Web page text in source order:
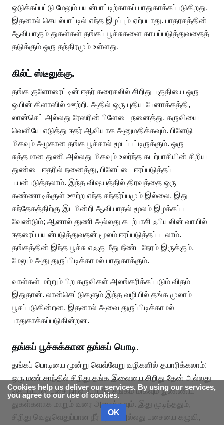
ஒடுக்கப்பட்டு மேலும் பயன்பாட்டிற்காகப் பாதுகாக்கப்படுகிறது,
இதனால் செயல்பாட்டில் எந்த இழப்பும் ஏற்படாது. பாதரசத்தின்
ஆவியாகும் துகள்கள் தங்கப் பூச்சுகளை காயப்படுத்துவதைத்
தடுக்கும் ஒரு தந்திரமும் உள்ளது.
கில்ட் ஸ்டீலுக்கு.
தங்க குளோரைட்டின் ஈதர் கரைசலில் சிறிது பகுதியை ஒரு
ஒயின் கிளாஸில் ஊற்றி, அதில் ஒரு புதிய பேனாக்கத்தி,
லான்செட் அல்லது ரேஸரின் பிளேடை நனைத்து, கருவியை
வெளியே எடுத்து ஈதர் ஆவியாக அனுமதிக்கவும். பிளேடு
மிகவும் அழகான தங்க பூச்சால் மூடப்பட்டிருக்கும். ஒரு
சுத்தமான துணி அல்லது மிகவும் உலர்ந்த கடற்பாசியின் சிறிய
துண்டை ஈதரில் நனைத்து, பிளேட்டை ஈரப்படுத்தப்
பயன்படுத்தலாம். இந்த விஷயத்தில் திரவத்தை ஒரு
கண்ணாடிக்குள் ஊற்ற எந்த சந்தர்ப்பமும் இல்லை, இது
சந்தேகத்திற்கு இடமின்றி ஆவியாதல் மூலம் இழக்கப்பட
வேண்டும்; ஆனால் துணி அல்லது கடற்பாசி ஃபியலின் வாயில்
ஈதரைப் பயன்படுத்துவதன் மூலம் ஈரப்படுத்தப்படலாம்.
தங்கத்தின் இந்த பூச்சு எஃகு மீது நீண்ட நேரம் இருக்கும்,
மேலும் அது துருப்பிடிக்காமல் பாதுகாக்கும்.
வாள்கள் மற்றும் பிற கருவிகள் அலங்கரிக்கப்படும் விதம்
இதுதான். லான்செட்டுகளும் இந்த வழியில் தங்க முலாம்
பூசப்படுகின்றன, இதனால் அவை துருப்பிடிக்காமல்
பாதுகாக்கப்படுகின்றன.
தங்கப் பூச்சுக்கான தங்கப் பொடி.
தங்கப் பொடியை மூன்று வெவ்வேறு வழிகளில் தயாரிக்கலாம்:
ஒரு மண் சாந்தில் சிறிது தங்க இலையை சிறிது தேன் அல்லது
கெட்டியான பசை நீரில் போட்டு, தங்கம் மிகவும் நுண்ணிய
துகள்களாக மாறும் வரை அரைக்கவும். இது முடிந்ததும்,
சிறிது வெதுவெதுப்பான நீர் தேன் அல்லது பசையை கழுவி,
Cookies help us deliver our services. By using our services,
you agree to our use of cookies.
OK